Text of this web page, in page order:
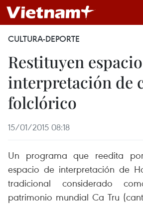
CULTURA-DEPORTE
Restituyen
interpretación de
folclórico
15/01/2015 08:18
Un programa que reedita
espacio de interpretación de
tradicional considerado
patrimonio mundial Ca Tru